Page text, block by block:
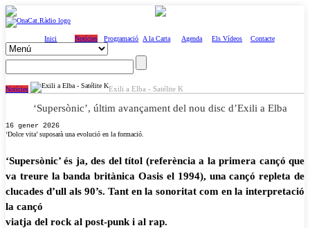
Inici Notícies Programació A la Carta Agenda Els Vídeos Contacte
Notícies Exili a Elba - Satélite K
‘Supersònic’, últim avançament del nou disc d’Exili a Elba
16 gener 2026
‘Dolce vita’ suposarà una evolució en la formació.
‘Supersònic’ és ja, des del títol (referència a la primera cançó que
va treure la banda britànica Oasis el 1994), una cançó repleta de
clucades d’ull als 90’s. Tant en la sonoritat com en la interpretació
la cançó
viatja del rock al post-punk i al rap.